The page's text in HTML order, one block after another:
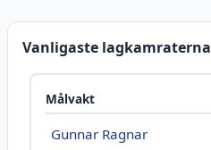
Vanligaste lagkamraterna
Målvakt
Gunnar Ragnar